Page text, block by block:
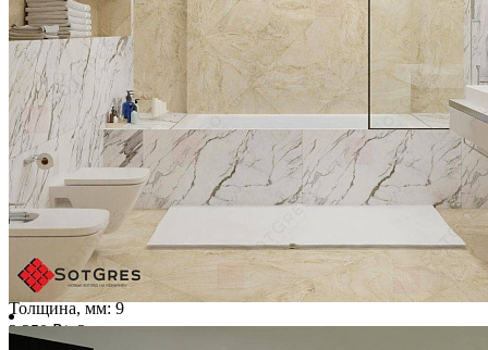
EVAR NERO/60x120/матовый керамический гранит
Ширина, мм: 600
Длина, мм: 1200
Толщина, мм: 9
2 250 ₽/м2